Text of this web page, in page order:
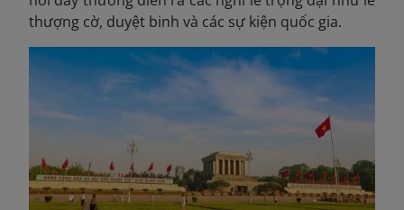
thượng cờ, duyệt binh và các sự kiện quốc gia.